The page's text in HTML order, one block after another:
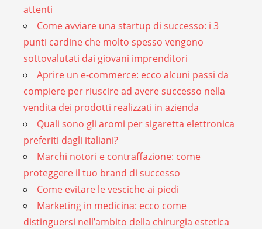
attenti
Come avviare una startup di successo: i 3
punti cardine che molto spesso vengono
sottovalutati dai giovani imprenditori
Aprire un e-commerce: ecco alcuni passi da
compiere per riuscire ad avere successo nella
vendita dei prodotti realizzati in azienda
Quali sono gli aromi per sigaretta elettronica
preferiti dagli italiani?
Marchi notori e contraffazione: come
proteggere il tuo brand di successo
Come evitare le vesciche ai piedi
Marketing in medicina: ecco come
distinguersi nell’ambito della chirurgia estetica